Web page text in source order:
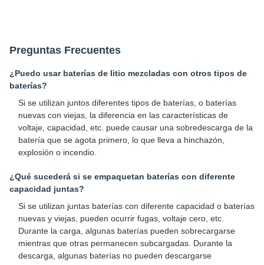
Preguntas Frecuentes
¿Puedo usar baterías de litio mezcladas con otros tipos de
baterías?
Si se utilizan juntos diferentes tipos de baterías, o baterías
nuevas con viejas, la diferencia en las características de
voltaje, capacidad, etc. puede causar una sobredescarga de la
batería que se agota primero, lo que lleva a hinchazón,
explosión o incendio.
¿Qué sucederá si se empaquetan baterías con diferente
capacidad juntas?
Si se utilizan juntas baterías con diferente capacidad o baterías
nuevas y viejas, pueden ocurrir fugas, voltaje cero, etc.
Durante la carga, algunas baterías pueden sobrecargarse
mientras que otras permanecen subcargadas. Durante la
descarga, algunas baterías no pueden descargarse